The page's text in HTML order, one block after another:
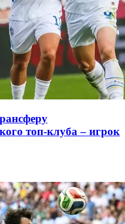
топ-клуба – игрок